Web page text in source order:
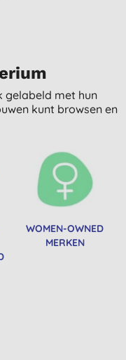
gelabeld met hun
kunt browsen en
WOMEN-OWNED
MERKEN